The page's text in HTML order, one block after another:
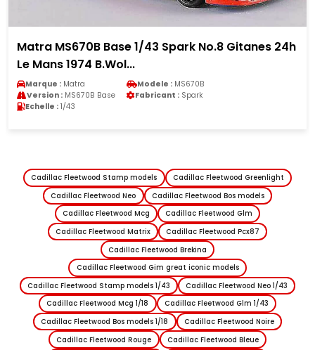
Pontiac GTO The Judge 1/18 Motormax noire
1969 sans Vitrine
Marque : Pontiac Modele : GTO
Version : GTO The Judge Fabricant : Motormax
Echelle : 1/18
Cadillac Fleetwood Stamp models
Cadillac Fleetwood Greenlight
Cadillac Fleetwood Neo
Cadillac Fleetwood Bos models
Cadillac Fleetwood Mcg
Cadillac Fleetwood Glm
Cadillac Fleetwood Matrix
Cadillac Fleetwood Pcx87
Cadillac Fleetwood Brekina
Cadillac Fleetwood Gim great iconic models
Cadillac Fleetwood Stamp models 1/43
Cadillac Fleetwood Neo 1/43
Cadillac Fleetwood Mcg 1/18
Cadillac Fleetwood Glm 1/43
Cadillac Fleetwood Bos models 1/18
Cadillac Fleetwood Noire
Cadillac Fleetwood Rouge
Cadillac Fleetwood Bleue